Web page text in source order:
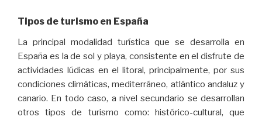
Tipos de turismo en España
La principal modalidad turística que se desarrolla en
España es la de sol y playa, consistente en el disfrute de
actividades lúdicas en el litoral, principalmente, por sus
condiciones climáticas, mediterráneo, atlántico andaluz y
canario. En todo caso, a nivel secundario se desarrollan
otros tipos de turismo como: histórico-cultural, que